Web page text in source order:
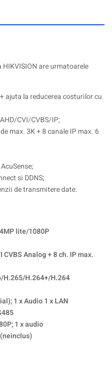
HIKVISION are urmatoarele
ajuta la reducerea costurilor cu
CVI/CVBS/IP;
max. 3K + 8 canale IP max. 6
si DDNS;
de transmitere date.
lite/1080P
CVBS Analog + 8 ch. IP max.
H.265/H.264+/H.264
1 x Audio 1 x LAN
1 x audio